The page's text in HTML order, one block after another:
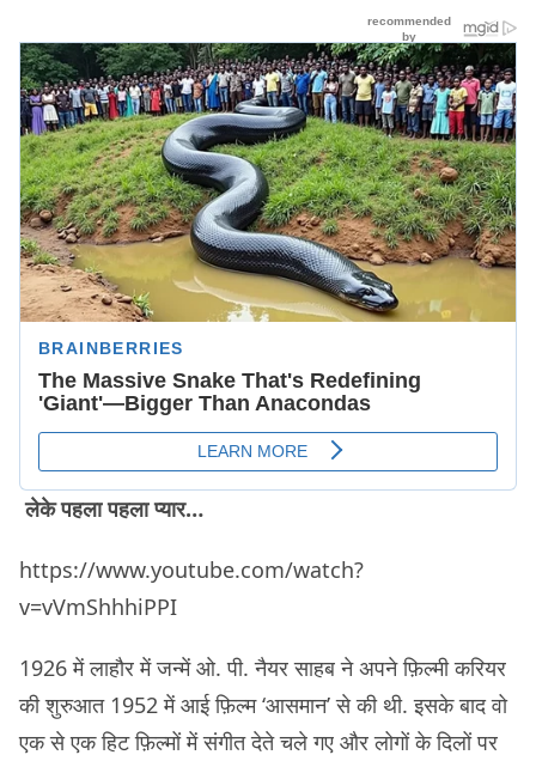
लेके पहला पहला प्यार…
https://www.youtube.com/watch?
v=vVmShhhiPPI
1926 में लाहौर में जन्में ओ. पी. नैयर साहब ने अपने फ़िल्मी करियर
की शुरुआत 1952 में आई फ़िल्म ‘आसमान’ से की थी. इसके बाद वो
एक से एक हिट फ़िल्मों में संगीत देते चले गए और लोगों के दिलों पर